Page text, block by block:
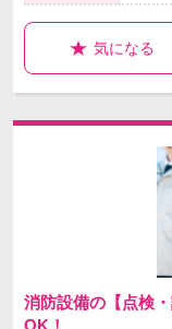
気になる
消防設備の【点検
OK！